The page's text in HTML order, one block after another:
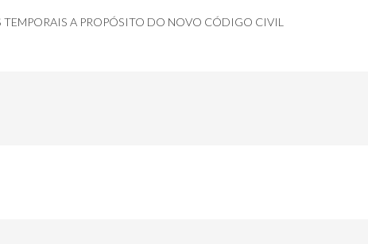
A PROPÓSITO DO NOVO CÓDIGO CIVIL